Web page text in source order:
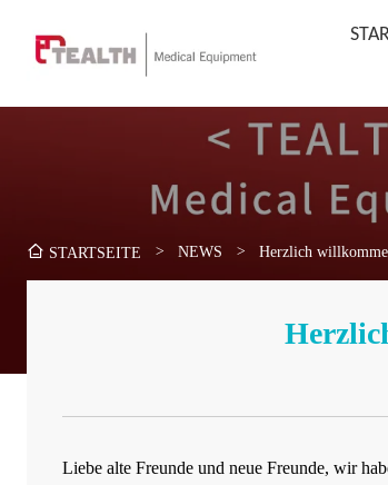
STARTSEITE > NEWS > Herzlich
Liebe alte Freunde und neue Freunde, wir